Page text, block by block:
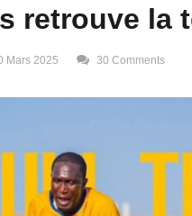
retrouve la
Mars 2025 30 Comments